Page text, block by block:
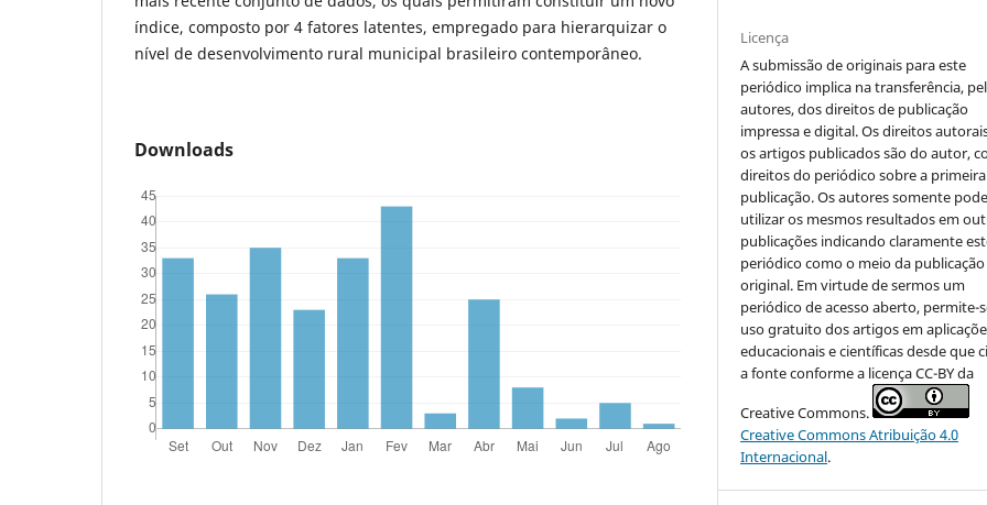
índice, composto por 4 fatores latentes, empregado para hierarquizar o
nível de desenvolvimento rural municipal brasileiro contemporâneo.
Downloads
Licença
A submissão de originais para este
periódico implica na transferência,
autores, dos direitos de publicação
impressa e digital. Os direitos
os artigos publicados são do autor,
direitos do periódico sobre a primeira
publicação. Os autores somente
utilizar os mesmos resultados em
publicações indicando claramente
periódico como o meio da publicação
original. Em virtude de sermos um
periódico de acesso aberto, permite-
uso gratuito dos artigos em
educacionais e científicas desde que
a fonte conforme a licença CC-BY da
Creative Commons.
Creative Commons Atribuição 4.0
Internacional.